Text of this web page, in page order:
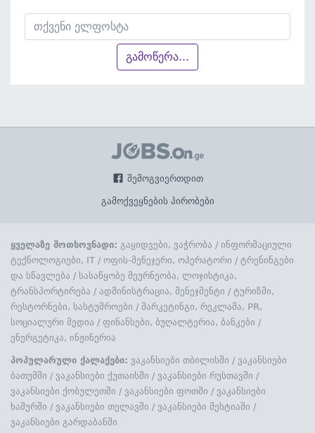
გამოწერა...
შემოგვიერთდით
გამოქვეყნების პირობები
ყველაზე მოთხოვნადი: გაყიდვები, ვაჭრობა / ინფორმაციული
ტექნოლოგიები, IT / ოფის-მენეჯერი, ოპერატორი / ტრენინგები
და სწავლება / სასაწყობე მეურნეობა, ლოჯისტიკა,
ტრანსპორტირება / ადმინისტრაცია, მენეჯმენტი / ტურიზმი,
რესტორნები, სასტუმროები / მარკეტინგი, რეკლამა, PR,
სოციალური მედია / ფინანსები, ბუღალტერია, ბანკები /
ენერგეტიკა, ინჟინერია
პოპულარული ქალაქები: ვაკანსიები თბილისში / ვაკანსიები
ბათუმში / ვაკანსიები ქუთაისში / ვაკანსიები რუსთავში /
ვაკანსიები ქობულეთში / ვაკანსიები ფოთში / ვაკანსიები
ხაშურში / ვაკანსიები თელავში / ვაკანსიები მესტიაში /
ვაკანსიები გარდაბანში